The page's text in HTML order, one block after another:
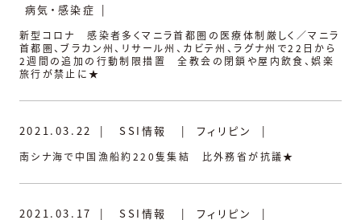
病気・感染症 |
新型コロナ 感染者多くマニラ首都圏の医療体制厳しく／マニラ
首都圏、ブラカン州、リサール州、カビテ州、ラグナ州で22日から
2週間の追加の行動制限措置 全教会の閉鎖や屋内飲食、娯楽
旅行が禁止に★
2021.03.22 | SSI情報 | フィリピン |
南シナ海で中国漁船約220隻集結 比外務省が抗議★
2021.03.17 | SSI情報 | フィリピン
|